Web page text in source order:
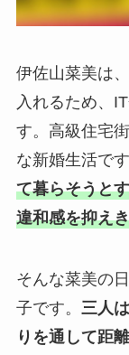
伊佐山菜美は
入れるため、
す。高級住宅
な新婚生活です
て暮らそうと
違和感を抑え
そんな菜美の
子です。 三人
りを通して距